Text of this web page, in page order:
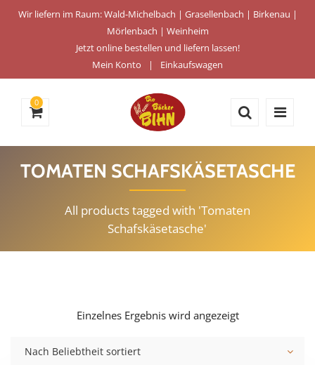
Wir liefern im Raum: Wald-Michelbach | Grasellenbach | Birkenau |
Mörlenbach | Weinheim
Jetzt online bestellen und liefern lassen!
Mein Konto
Einkaufswagen
0
TOMATEN SCHAFSKÄSETASCHE
All products tagged with 'Tomaten
Schafskäsetasche'
Einzelnes Ergebnis wird angezeigt
Nach Beliebtheit sortiert